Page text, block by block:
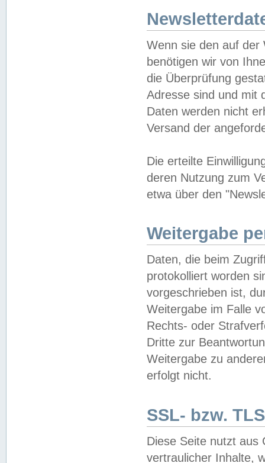
Wenn sie den auf der
benötigen wir von
die Überprüfung
Adresse sind und mit
Daten werden nicht
Versand der
Die erteilte
deren Nutzung zum
etwa über den
Weitergabe
Daten, die beim
protokolliert worden
vorgeschrieben ist,
Weitergabe im Falle
Rechts- oder
Dritte zur
Weitergabe zu
erfolgt nicht.
SSL- bzw.
Diese Seite nutzt aus
vertraulicher Inhalte,